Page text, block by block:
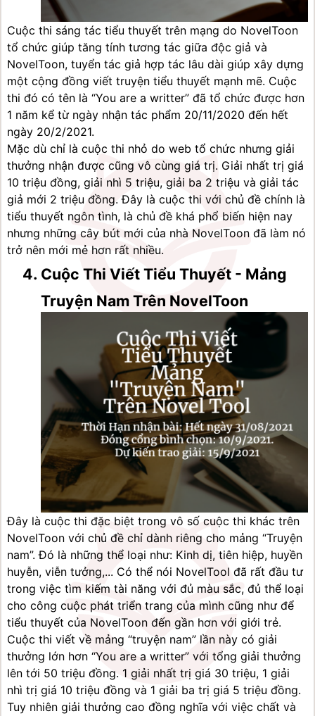
Cuộc thi sáng tác tiểu thuyết trên mạng do NovelToon
tổ chức giúp tăng tính tương tác giữa độc giả và
NovelToon, tuyển tác giả hợp tác lâu dài giúp xây dựng
một cộng đồng viết truyện tiểu thuyết mạnh mẽ. Cuộc
thi đó có tên là “You are a writter” đã tổ chức được hơn
1 năm kể từ ngày nhận tác phẩm 20/11/2020 đến hết
ngày 20/2/2021.
Mặc dù chỉ là cuộc thi nhỏ do web tổ chức nhưng giải
thưởng nhận được cũng vô cùng giá trị. Giải nhất trị giá
10 triệu đồng, giải nhì 5 triệu, giải ba 2 triệu và giải tác
giả mới 2 triệu đồng. Đây là cuộc thi với chủ đề chính là
tiểu thuyết ngôn tình, là chủ đề khá phổ biến hiện nay
nhưng những cây bút mới của nhà NovelToon đã làm nó
trở nên mới mẻ hơn rất nhiều.
Cuộc Thi Viết Tiểu Thuyết - Mảng
Truyện Nam Trên NovelToon
Đây là cuộc thi đặc biệt trong vô số cuộc thi khác trên
NovelToon với chủ đề chỉ dành riêng cho mảng “Truyện
nam”. Đó là những thể loại như: Kinh dị, tiên hiệp, huyền
huyễn, viễn tưởng,... Có thể nói NovelTool đã rất đầu tư
trong việc tìm kiếm tài năng với đủ màu sắc, đủ thể loại
cho công cuộc phát triển trang của mình cũng như để
tiểu thuyết của NovelToon đến gần hơn với giới trẻ.
Cuộc thi viết về mảng “truyện nam” lần này có giải
thưởng lớn hơn “You are a writter” với tổng giải thưởng
lên tới 50 triệu đồng. 1 giải nhất trị giá 30 triệu, 1 giải
nhì trị giá 10 triệu đồng và 1 giải ba trị giá 5 triệu đồng.
Tuy nhiên giải thưởng cao đồng nghĩa với việc chất và